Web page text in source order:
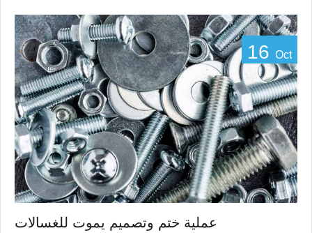
16 Oct
عملية ختم وتصميم يموت للغسالات